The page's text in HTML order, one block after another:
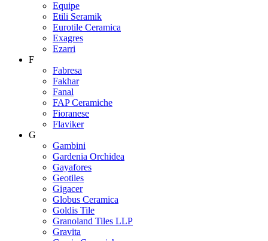
Equipe
Etili Seramik
Eurotile Ceramica
Exagres
Ezarri
F
Fabresa
Fakhar
Fanal
FAP Ceramiche
Fioranese
Flaviker
G
Gambini
Gardenia Orchidea
Gayafores
Geotiles
Gigacer
Globus Ceramica
Goldis Tile
Granoland Tiles LLP
Gravita